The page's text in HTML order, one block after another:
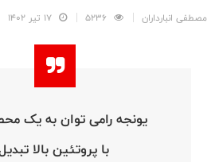
مصطفی انبارداران
یونجه رامی توان به یک
با پروتئین بالا